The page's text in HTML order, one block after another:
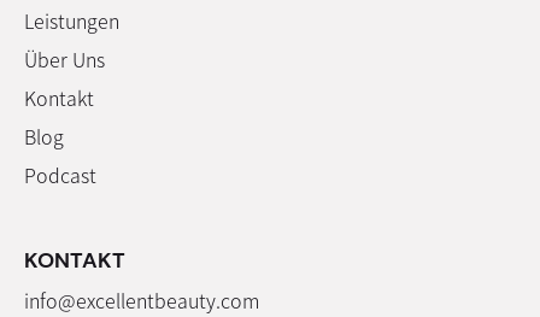
Leistungen
Über Uns
Kontakt
Blog
Podcast
KONTAKT
info@excellentbeauty.com